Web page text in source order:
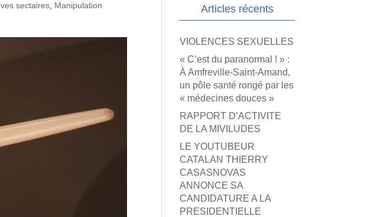
sectaires Manipulation
Articles récents
VIOLENCES SEXUELLES
« C’est du paranormal ! » :
À Amfreville-Saint-Amand,
un pôle santé rongé par les
« médecines douces »
RAPPORT D’ACTIVITE
DE LA MIVILUDES
LE YOUTUBEUR
CATALAN THIERRY
CASASNOVAS
ANNONCE SA
CANDIDATURE A LA
PRESIDENTIELLE